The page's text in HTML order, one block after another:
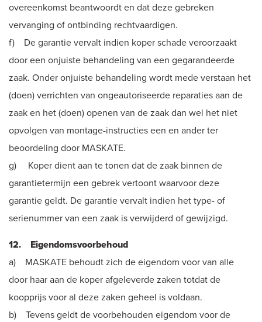
overeenkomst beantwoordt en dat deze gebreken
vervanging of ontbinding rechtvaardigen.
f) De garantie vervalt indien koper schade veroorzaakt
door een onjuiste behandeling van een gegarandeerde
zaak. Onder onjuiste behandeling wordt mede verstaan het
(doen) verrichten van ongeautoriseerde reparaties aan de
zaak en het (doen) openen van de zaak dan wel het niet
opvolgen van montage-instructies een en ander ter
beoordeling door MASKATE.
g) Koper dient aan te tonen dat de zaak binnen de
garantietermijn een gebrek vertoont waarvoor deze
garantie geldt. De garantie vervalt indien het type- of
serienummer van een zaak is verwijderd of gewijzigd.
12. Eigendomsvoorbehoud
a) MASKATE behoudt zich de eigendom voor van alle
door haar aan de koper afgeleverde zaken totdat de
koopprijs voor al deze zaken geheel is voldaan.
b) Tevens geldt de voorbehouden eigendom voor de